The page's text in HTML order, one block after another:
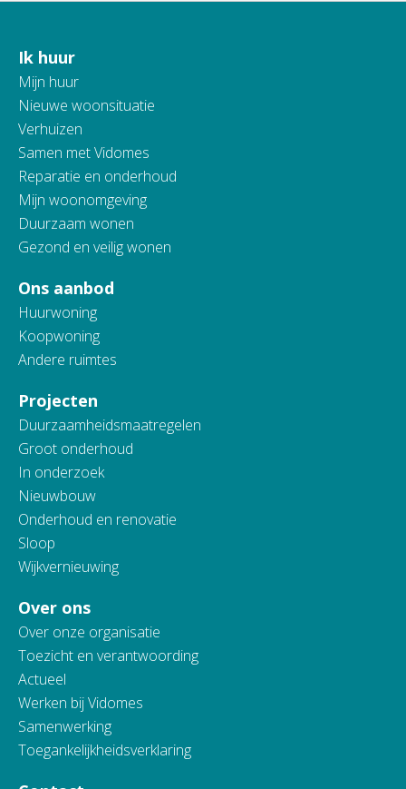
Contactinformatie
Ik huur
Mijn huur
Nieuwe woonsituatie
Verhuizen
Samen met Vidomes
Reparatie en onderhoud
Mijn woonomgeving
Duurzaam wonen
Gezond en veilig wonen
Ons aanbod
Huurwoning
Koopwoning
Andere ruimtes
Projecten
Duurzaamheidsmaatregelen
Groot onderhoud
In onderzoek
Nieuwbouw
Onderhoud en renovatie
Sloop
Wijkvernieuwing
Over ons
Over onze organisatie
Toezicht en verantwoording
Actueel
Werken bij Vidomes
Samenwerking
Toegankelijkheidsverklaring